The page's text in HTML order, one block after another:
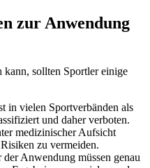
zur Anwendung
sollten Sportler einige
in vielen Sportverbänden als
und daher verboten.
medizinischer Aufsicht
zu vermeiden.
Anwendung müssen genau